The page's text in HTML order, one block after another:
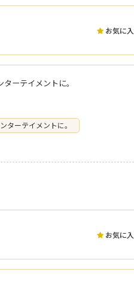
お気に
ーテイメントに。
ターテイメントに。
お気に